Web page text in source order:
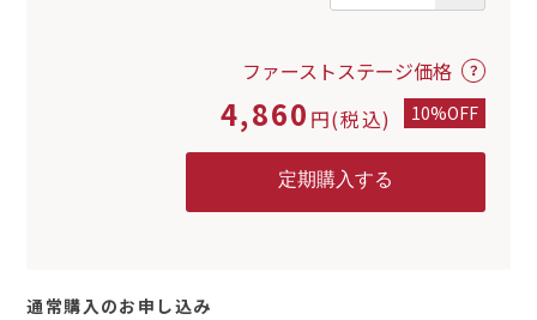
ファーストステージ価格
4,860 円(税込) 10%OFF
通常購入のお申し込み